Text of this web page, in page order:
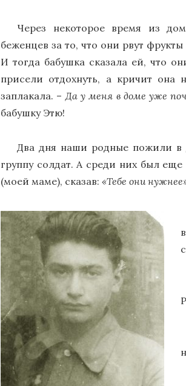
Через некоторое время из
беженцев за то, что они рвут
И тогда бабушка сказала ей, что
присели отдохнуть, а кричит
заплакала. – Да у меня в доме уже
бабушку Этю!
Два дня наши родные пожили в
группу солдат. А среди них был
(моей маме), сказав: «Тебе они